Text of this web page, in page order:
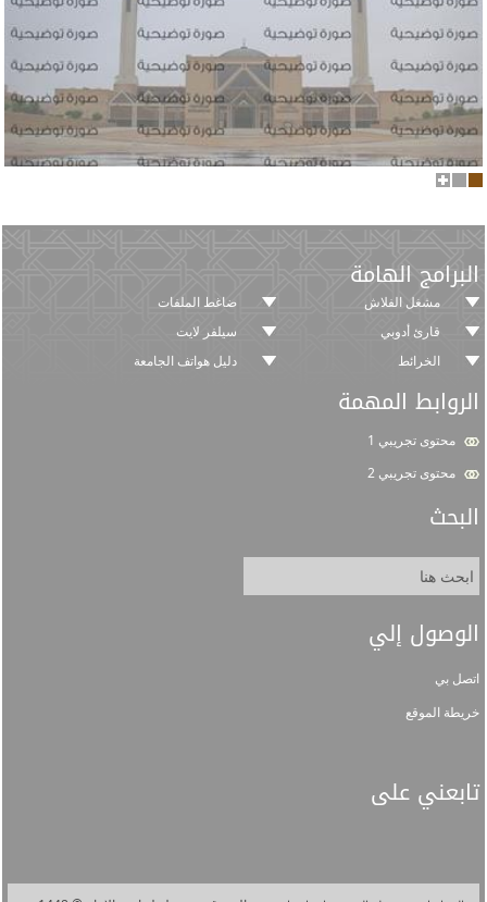
البرامج الهامة
مشغل الفلاش
ضاغط الملفات
قارئ أدوبي
سيلفر لايت
الخرائط
دليل هواتف الجامعة
الروابط المهمة
محتوى تجريبي 1
محتوى تجريبي 2
البحث
الوصول إلي
اتصل بي
خريطة الموقع
تابعني على